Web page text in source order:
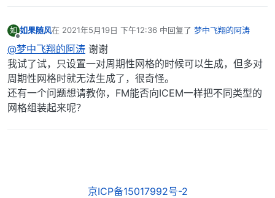
如
离线
如果随风在 2021年5月19日 下午12:36 中回复了 梦中飞翔的阿涛
最后由 编辑
@梦中飞翔的阿涛 谢谢
我试了试，只设置一对周期性网格的时候可以生成，但多对
周期性网格时就无法生成了，很奇怪。
还有一个问题想请教你，FM能否向ICEM一样把不同类型的
网格组装起来呢？
京ICP备15017992号-2